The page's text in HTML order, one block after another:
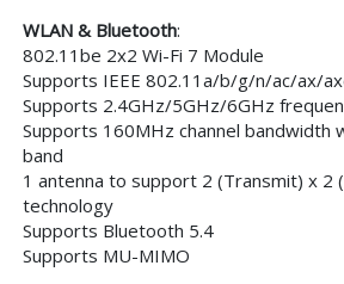
WLAN & Bluetooth:
802.11be 2x2 Wi-Fi 7 Module
Supports IEEE 802.11a/b/g/n/ac/ax/
Supports 2.4GHz/5GHz/6GHz
Supports 160MHz channel bandwidth
band
1 antenna to support 2 (Transmit) x 2
technology
Supports Bluetooth 5.4
Supports MU-MIMO